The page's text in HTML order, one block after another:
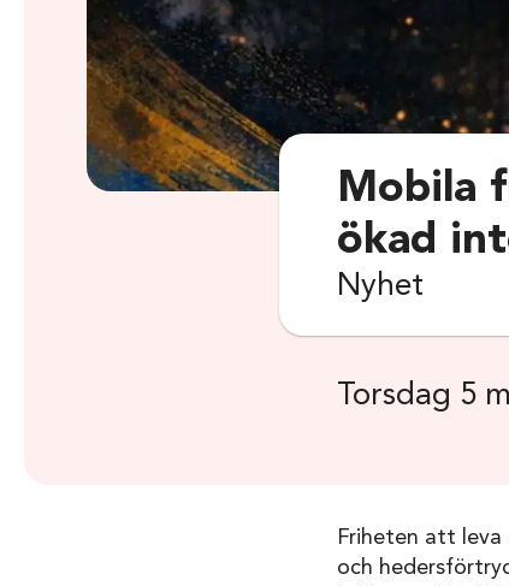
Mobila
ökad
Nyhet
Torsdag 5
Friheten att
och